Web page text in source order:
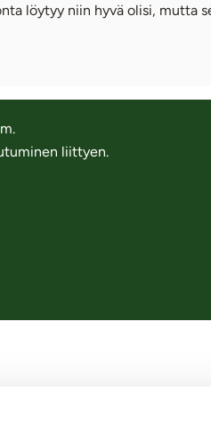
löytyy niin hyvä olisi, mutta
liittyen.